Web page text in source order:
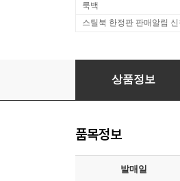
룩백
스틸북 한정판 판매알림 신
브람스: 비올라, 첼
상품정보
품목정보
발매일